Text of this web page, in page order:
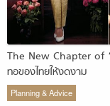
The New Chapter of
ทอของไทยให้งดงาม
Planning & Advice